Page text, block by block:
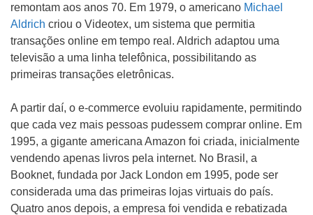
remontam aos anos 70. Em 1979, o americano Michael
Aldrich criou o Videotex, um sistema que permitia
transações online em tempo real. Aldrich adaptou uma
televisão a uma linha telefônica, possibilitando as
primeiras transações eletrônicas.
A partir daí, o e-commerce evoluiu rapidamente, permitindo
que cada vez mais pessoas pudessem comprar online. Em
1995, a gigante americana Amazon foi criada, inicialmente
vendendo apenas livros pela internet. No Brasil, a
Booknet, fundada por Jack London em 1995, pode ser
considerada uma das primeiras lojas virtuais do país.
Quatro anos depois, a empresa foi vendida e rebatizada